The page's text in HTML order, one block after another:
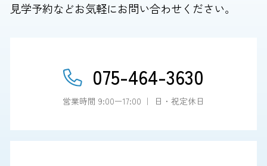
見学予約などお気軽にお問い合わせください。
075-464-3630
営業時間 9:00ー17:00 ｜ 日・祝定休日